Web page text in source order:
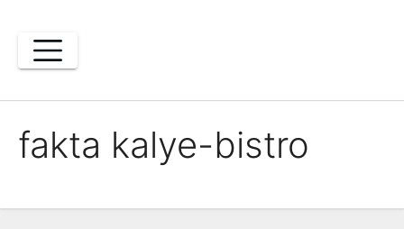
content
fakta kalye-bistro